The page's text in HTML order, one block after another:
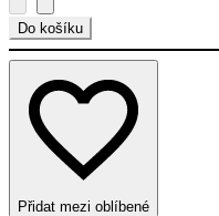
Do košíku
Přidat mezi oblíbené